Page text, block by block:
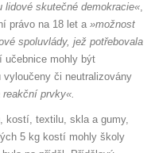
lidové skutečné demokracie«,
právo na 18 let a »možnost
spoluvlády, jež potřebovala
učebnice mohly být
či neutralizovány
prvky«.
kostí, textilu, skla a gumy,
5 kg kostí mohly školy